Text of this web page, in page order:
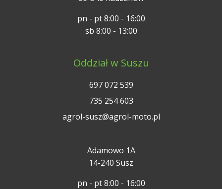
pn - pt 8:00 - 16:00
sb 8:00 - 13:00
Oddział w Suszu
697 072 539
735 254 603
agrol-susz@agrol-moto.pl
Adamowo 1A
14-240 Susz
pn - pt 8:00 - 16:00